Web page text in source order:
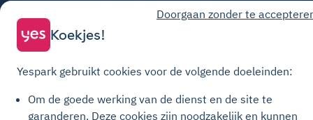
Algemene gebruiksvoorwaarden
Algemene Verkoopvoorwaarden Parkeren
Algemene verkoopvoorwaarden voor opwaarderingen
Cookiebeleid
Doorgaan zonder te
Koekjes!
Yespark gebruikt cookies voor de volgende doeleinden:
Om de goede werking van de dienst en de site te
garanderen. Deze cookies zijn noodzakelijk en kunnen